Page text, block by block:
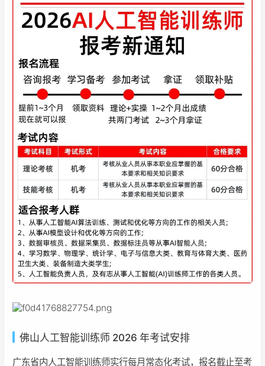
佛山人工智能训练师 2026 年考试安排
广东省内人工智能训练师实行每月常态化考试，报名截止至考